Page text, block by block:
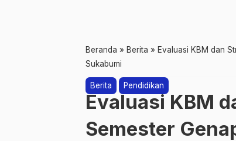
Beranda » Berita » Evaluasi KBM dan
Sukabumi
Berita Pendidikan
Evaluasi KBM
Semester